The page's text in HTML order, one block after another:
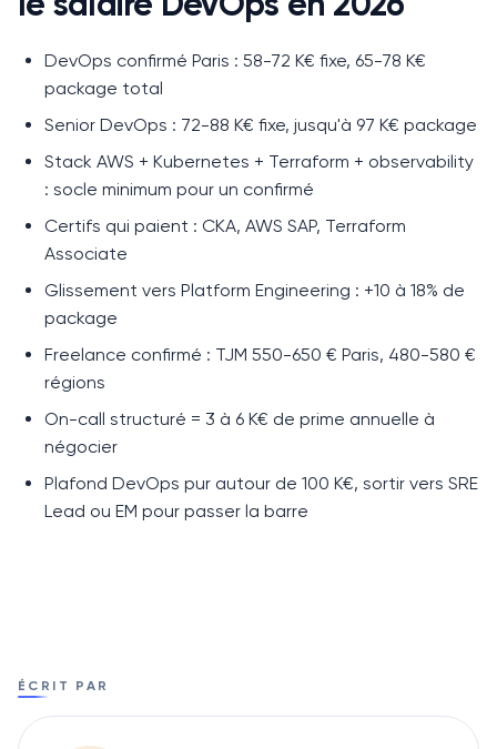
DevOps confirmé Paris : 58-72 K€ fixe, 65-78 K€
package total
Senior DevOps : 72-88 K€ fixe, jusqu'à 97 K€ package
Stack AWS + Kubernetes + Terraform + observability
: socle minimum pour un confirmé
Certifs qui paient : CKA, AWS SAP, Terraform
Associate
Glissement vers Platform Engineering : +10 à 18% de
package
Freelance confirmé : TJM 550-650 € Paris, 480-580 €
régions
On-call structuré = 3 à 6 K€ de prime annuelle à
négocier
Plafond DevOps pur autour de 100 K€, sortir vers SRE
Lead ou EM pour passer la barre
ÉCRIT PAR